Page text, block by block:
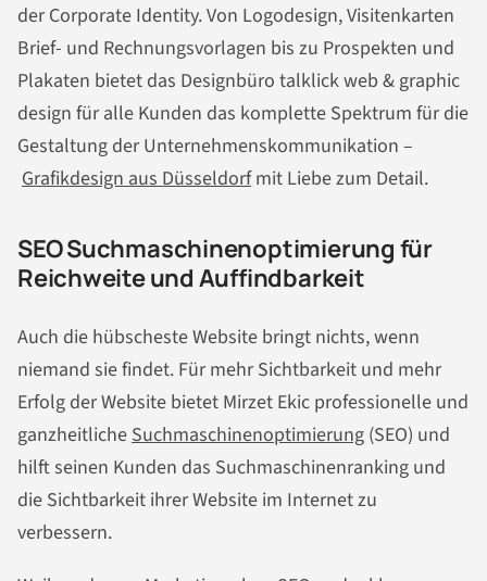
der Corporate Identity. Von Logodesign, Visitenkarten
Brief- und Rechnungsvorlagen bis zu Prospekten und
Plakaten bietet das Designbüro talklick web & graphic
design für alle Kunden das komplette Spektrum für die
Gestaltung der Unternehmenskommunikation –
Grafikdesign aus Düsseldorfmit Liebe zum Detail.
SEO Suchmaschinenoptimierung für
Reichweite und Auffindbarkeit
Auch die hübscheste Website bringt nichts, wenn
niemand sie findet. Für mehr Sichtbarkeit und mehr
Erfolg der Website bietet Mirzet Ekic professionelle und
ganzheitliche Suchmaschinenoptimierung (SEO) und
hilft seinen Kunden das Suchmaschinenranking und
die Sichtbarkeit ihrer Website im Internet zu
verbessern.